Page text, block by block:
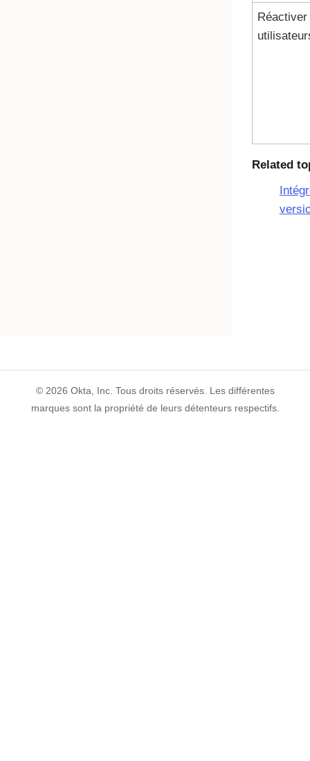
Réactiver
Related
© 2026 Okta, Inc. Tous droits réservés. Les différentes
marques sont la propriété de leurs détenteurs respectifs.